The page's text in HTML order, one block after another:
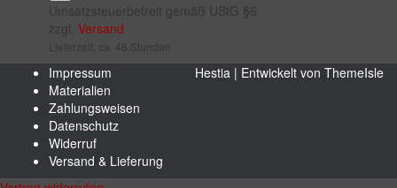
Umsatzsteuerbefreit gemäß UStG §6
zzgl. Versand
Lieferzeit: ca. 48 Stunden
Impressum
Materialien
Zahlungsweisen
Datenschutz
Widerruf
Versand & Lieferung
Hestia | Entwickelt von ThemeIsle